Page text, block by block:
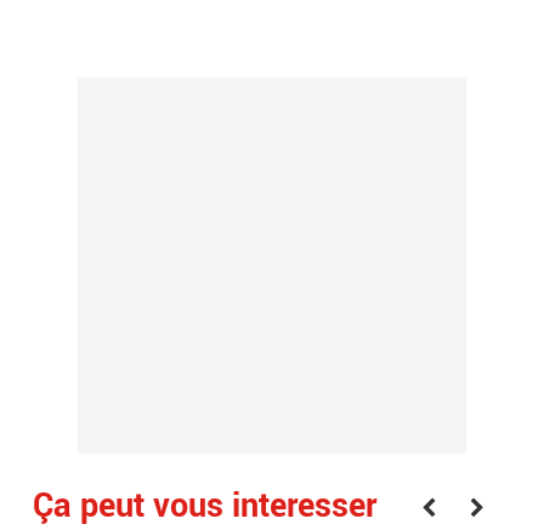
Ça peut vous interesser